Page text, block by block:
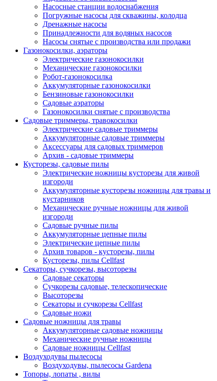
Насосные станции водоснабжения
Погружные насосы для скважины, колодца
Дренажные насосы
Принадлежности для водяных насосов
Насосы снятые с производства или продажи
Газонокосилки, аэраторы
Электрические газонокосилки
Механические газонокосилки
Робот-газонокосилка
Аккумуляторные газонокосилки
Бензиновые газонокосилки
Садовые аэраторы
Газонокосилки снятые с производства
Садовые триммеры, травокосилки
Электрические садовые триммеры
Аккумуляторные садовые триммеры
Аксессуары для садовых триммеров
Архив - садовые триммеры
Кусторезы, садовые пилы
Электрические ножницы кусторезы для живой
изгороди
Аккумуляторные кусторезы ножницы для травы и
кустарников
Механические ручные ножницы для живой
изгороди
Садовые ручные пилы
Аккумуляторные цепные пилы
Электрические цепные пилы
Архив товаров - кусторезы, пилы
Кусторезы, пилы Cellfast
Секаторы, сучкорезы, высоторезы
Садовые секаторы
Сучкорезы садовые, телескопические
Высоторезы
Секаторы и сучкорезы Cellfast
Садовые ножи
Садовые ножницы для травы
Аккумуляторные садовые ножницы
Механические ручные ножницы
Садовые ножницы Cellfast
Воздуходувы пылесосы
Воздуходувы, пылесосы Gardena
Топоры, лопаты , вилы